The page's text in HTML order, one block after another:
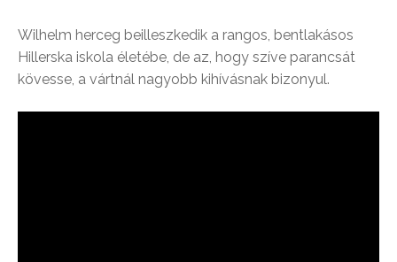
Wilhelm herceg beilleszkedik a rangos, bentlakásos
Hillerska iskola életébe, de az, hogy szíve parancsát
kövesse, a vártnál nagyobb kihívásnak bizonyul.